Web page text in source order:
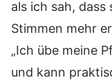
als ich sah, dass
Stimmen mehr
„Ich übe meine
und kann